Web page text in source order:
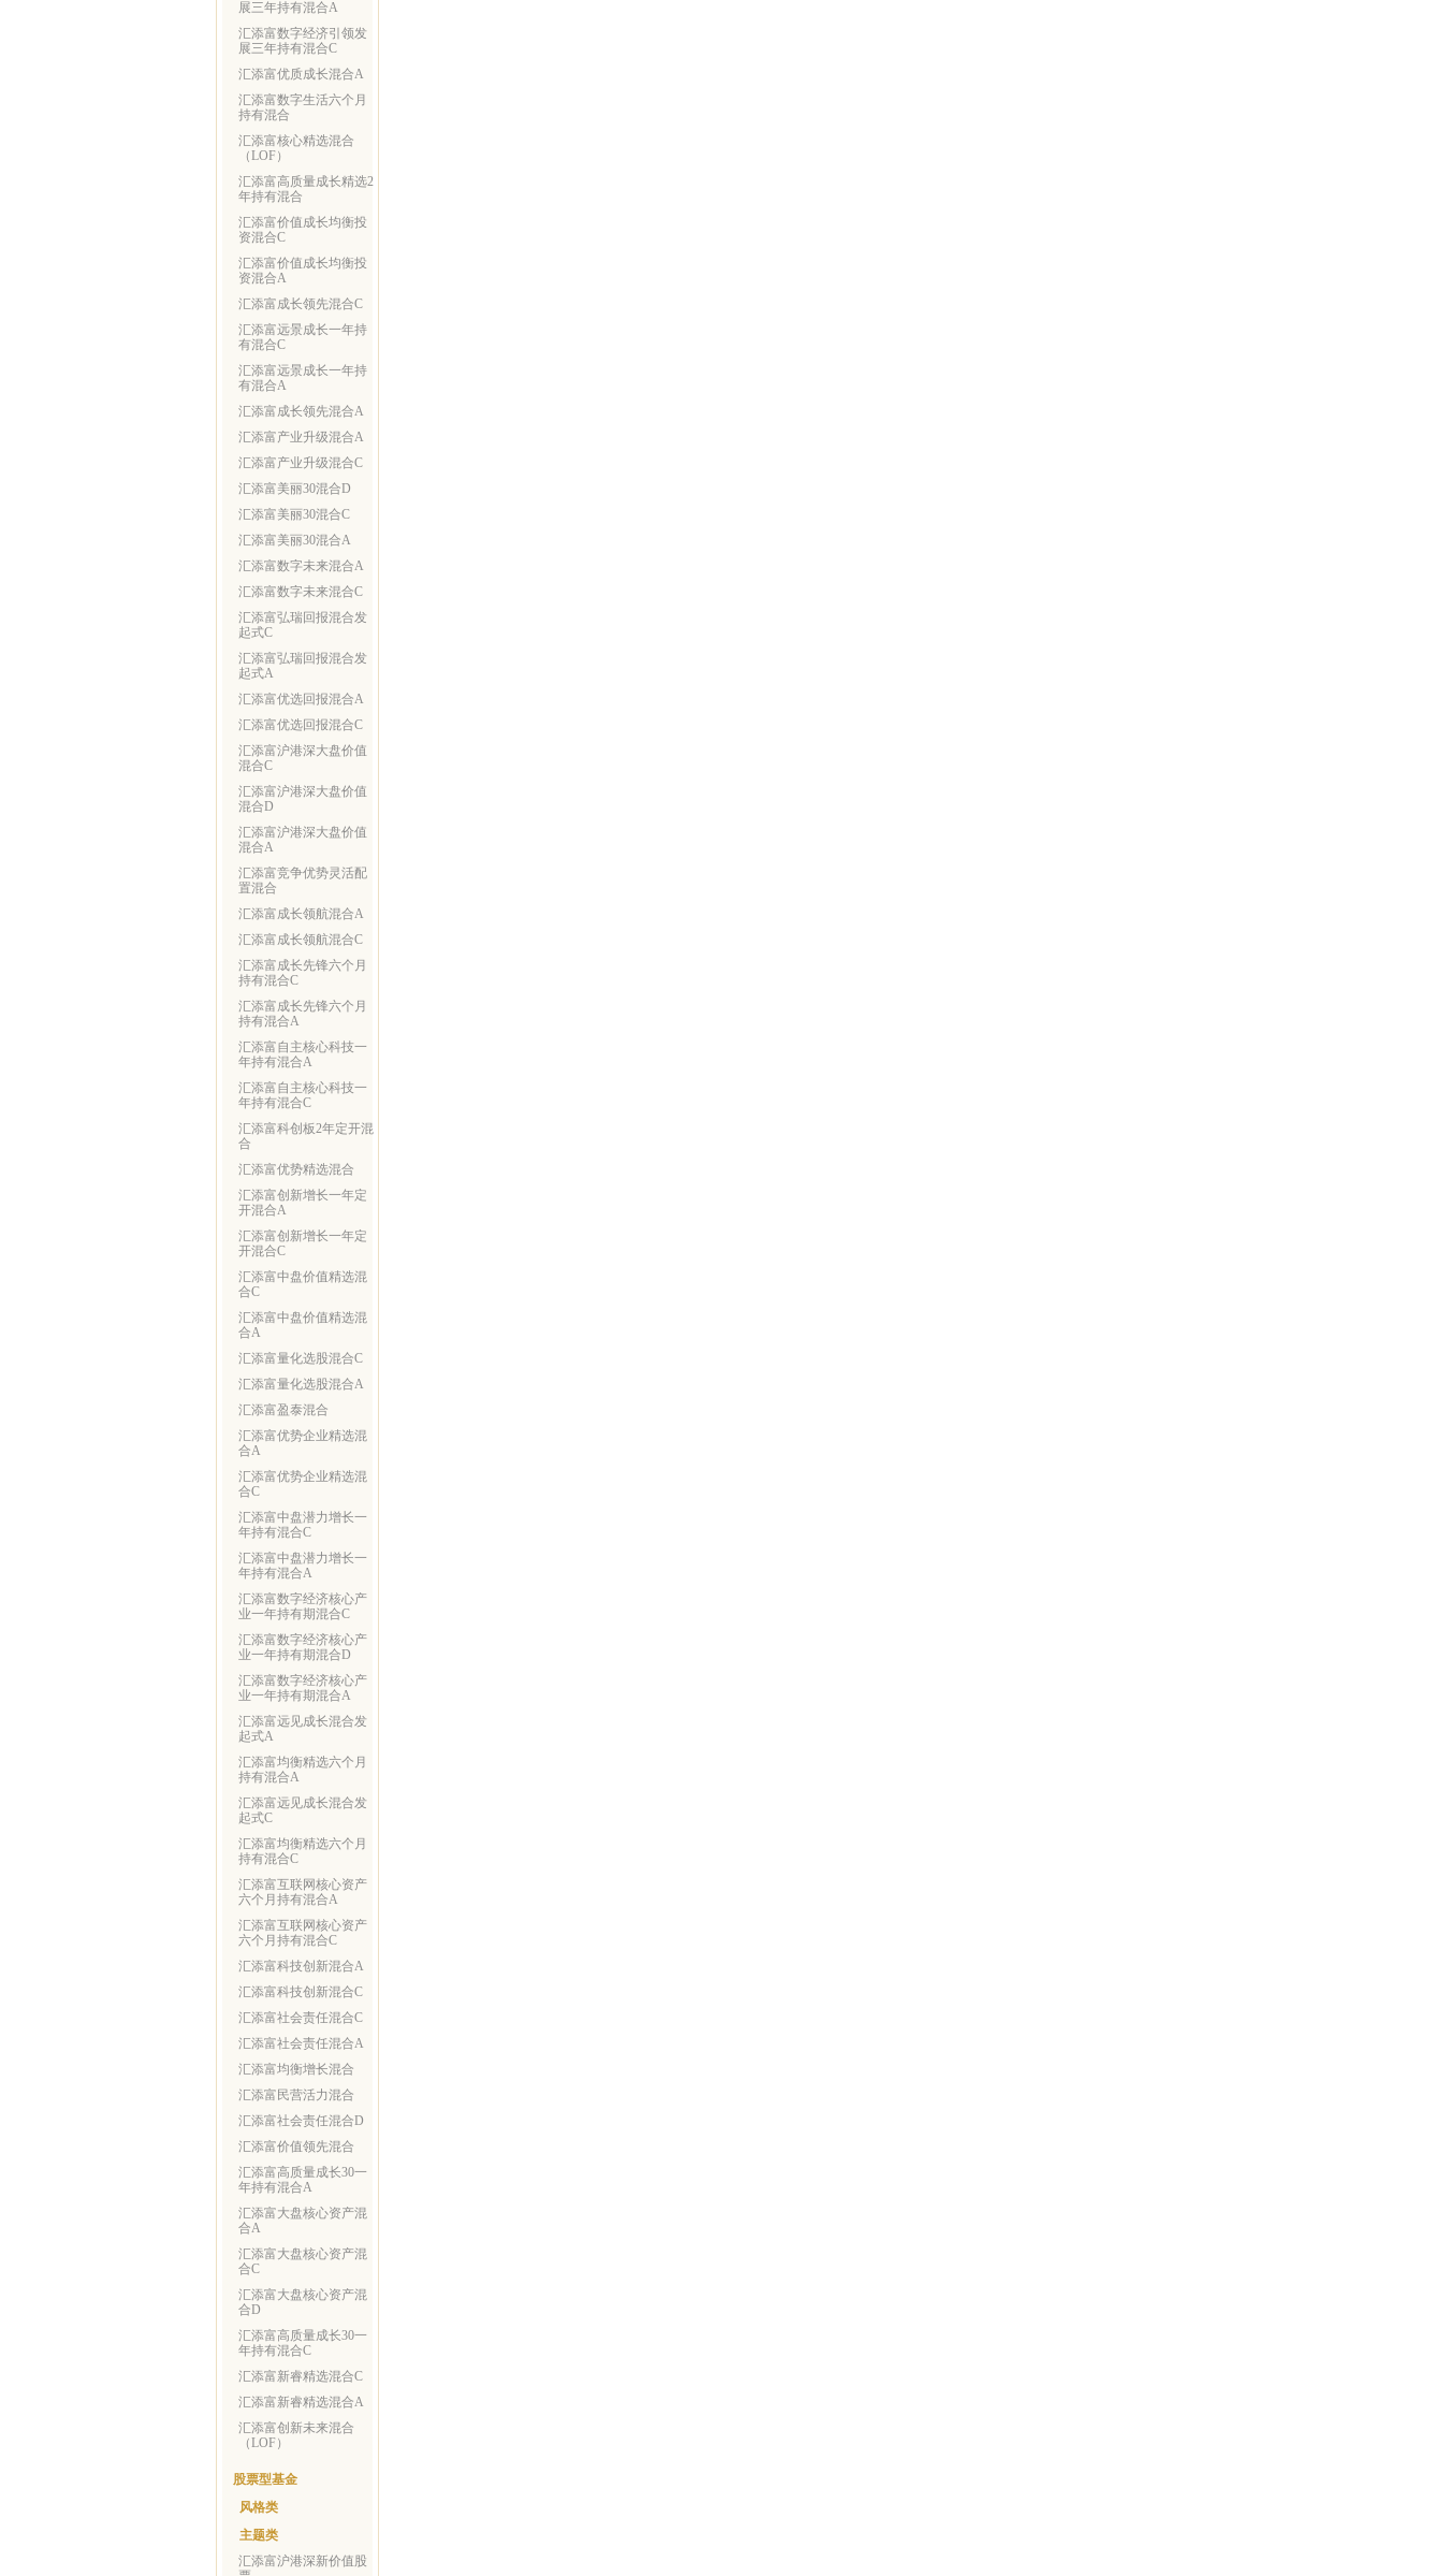
展三年持有混合A
汇添富数字经济引领发
展三年持有混合C
汇添富优质成长混合A
汇添富数字生活六个月
持有混合
汇添富核心精选混合
（LOF）
汇添富高质量成长精选2
年持有混合
汇添富价值成长均衡投
资混合C
汇添富价值成长均衡投
资混合A
汇添富成长领先混合C
汇添富远景成长一年持
有混合C
汇添富远景成长一年持
有混合A
汇添富成长领先混合A
汇添富产业升级混合A
汇添富产业升级混合C
汇添富美丽30混合D
汇添富美丽30混合C
汇添富美丽30混合A
汇添富数字未来混合A
汇添富数字未来混合C
汇添富弘瑞回报混合发
起式C
汇添富弘瑞回报混合发
起式A
汇添富优选回报混合A
汇添富优选回报混合C
汇添富沪港深大盘价值
混合C
汇添富沪港深大盘价值
混合D
汇添富沪港深大盘价值
混合A
汇添富竞争优势灵活配
置混合
汇添富成长领航混合A
汇添富成长领航混合C
汇添富成长先锋六个月
持有混合C
汇添富成长先锋六个月
持有混合A
汇添富自主核心科技一
年持有混合A
汇添富自主核心科技一
年持有混合C
汇添富科创板2年定开混
合
汇添富优势精选混合
汇添富创新增长一年定
开混合A
汇添富创新增长一年定
开混合C
汇添富中盘价值精选混
合C
汇添富中盘价值精选混
合A
汇添富量化选股混合C
汇添富量化选股混合A
汇添富盈泰混合
汇添富优势企业精选混
合A
汇添富优势企业精选混
合C
汇添富中盘潜力增长一
年持有混合C
汇添富中盘潜力增长一
年持有混合A
汇添富数字经济核心产
业一年持有期混合C
汇添富数字经济核心产
业一年持有期混合D
汇添富数字经济核心产
业一年持有期混合A
汇添富远见成长混合发
起式A
汇添富均衡精选六个月
持有混合A
汇添富远见成长混合发
起式C
汇添富均衡精选六个月
持有混合C
汇添富互联网核心资产
六个月持有混合A
汇添富互联网核心资产
六个月持有混合C
汇添富科技创新混合A
汇添富科技创新混合C
汇添富社会责任混合C
汇添富社会责任混合A
汇添富均衡增长混合
汇添富民营活力混合
汇添富社会责任混合D
汇添富价值领先混合
汇添富高质量成长30一
年持有混合A
汇添富大盘核心资产混
合A
汇添富大盘核心资产混
合C
汇添富大盘核心资产混
合D
汇添富高质量成长30一
年持有混合C
汇添富新睿精选混合C
汇添富新睿精选混合A
汇添富创新未来混合
（LOF）
股票型基金
风格类
主题类
汇添富沪港深新价值股